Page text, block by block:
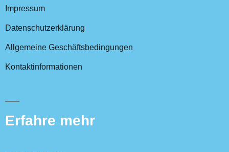
Impressum
Datenschutzerklärung
Allgemeine Geschäftsbedingungen
Kontaktinformationen
Erfahre mehr